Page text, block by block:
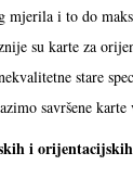
mjerila i to do
su karte za
stare
savršene
i